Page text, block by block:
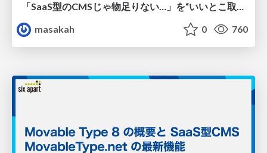
「SaaS型のCMSじゃ物足りない…」を“いいとこ取り“のCMS MovableType.net で解決！
masakah
0 760